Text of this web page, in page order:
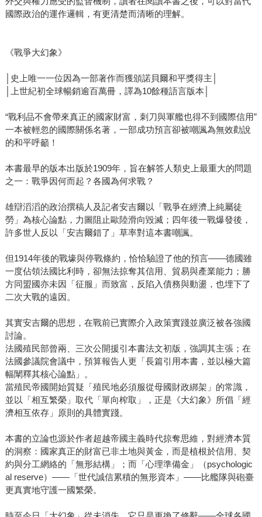
國際政治的運作邏輯，有更清楚而清晰的理解。
《戰爭大幻象》
│史上唯一一位因為一部著作而獲頒諾貝爾和平獎得主│
│上世紀初全球暢銷逾百萬冊，譯為10餘種語言版本│
“戰利品不會帶來真正的國家財富，刺刀與軍艦也得不到國際信用”
一本被輕忽的國際關係名著，一部成功預言卻被嘲諷為無效勸說
的和平呼籲！
本書最早的版本出版於1909年，旨在解答人類史上最重大的問題
之一：戰爭因何而起？各國為何求戰？
雄辯滔滔的政治撰稿人及記者安吉爾以「戰爭在經濟上純屬徒
勞」為核心論點，力圖阻止歐陸滑向毀滅；四年後一戰爆發後，
許多世人反以「安吉爾錯了」草率對這本書嘲諷。
但1914年後的戰壕與停戰條約，恰恰驗證了他的預言——德國雖
一度佔領法國比利時，卻無法掠奪其信用、貿易與產業能力；勝
方同盟國亦未因「征服」而致富，反陷入債務與動盪，也埋下了
二次大戰的遠因。
其實安吉爾的思想，在戰前已實際介入政策實踐並廣泛被各強國
討論。
法國殖民部曾兩、三次公開援引本書法文初版，強調其主張；在
法國參議院會議中，預算報告人更「長篇引用本書，並以極大篇
幅闡釋其核心論點」。
當殖民帝國開始質疑「殖民地必須服從母國財政綁架」的常識，
並以「相互繁榮」取代「單向榨取」，正是《大幻象》所倡「經
濟相互依存」原則的具體實踐。
本書的立論也源於作者超越帝國主義時代掠奪思維，對經濟本質
的洞察：國家真正的財富已非土地與黃金，而是植根於信用、契
約與分工網絡的「無形結構」；而「心理準備金」（psychologic
al reserve）——「世代誠信累積的無形資本」——比艦隊與砲臺
更真實地守護一國繁榮。